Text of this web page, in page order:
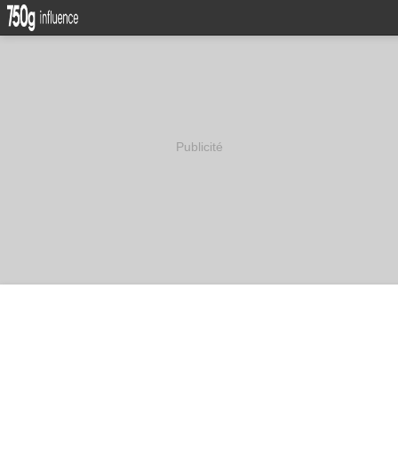
Publicité